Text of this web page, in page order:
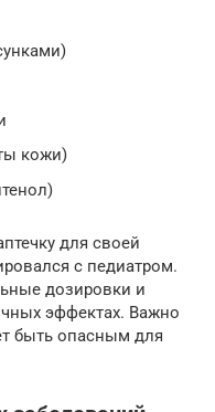
кожи)
для своей
с педиатром.
дозировки и
эффектах. Важно
быть опасным для